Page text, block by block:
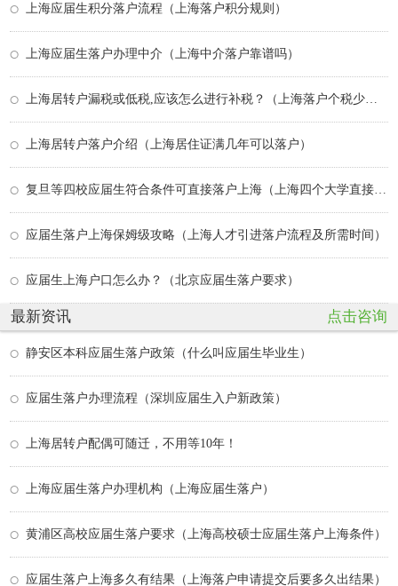
上海应届生积分落户流程（上海落户积分规则）
上海应届生落户办理中介（上海中介落户靠谱吗）
上海居转户落户介绍（上海居住证满几年可以落户）
应届生落户上海保姆级攻略（上海人才引进落户流程及所需时间）
应届生上海户口怎么办？（北京应届生落户要求）
最新资讯 点击咨询
静安区本科应届生落户政策（什么叫应届生毕业生）
应届生落户办理流程（深圳应届生入户新政策）
上海居转户配偶可随迁，不用等10年！
上海应届生落户办理机构（上海应届生落户）
黄浦区高校应届生落户要求（上海高校硕士应届生落户上海条件）
应届生落户上海多久有结果（上海落户申请提交后要多久出结果）